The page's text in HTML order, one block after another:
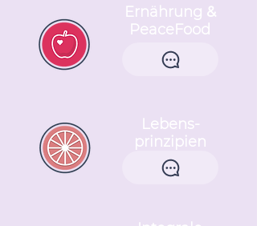
Ernährung &
PeaceFood
Lebens-
prinzipien